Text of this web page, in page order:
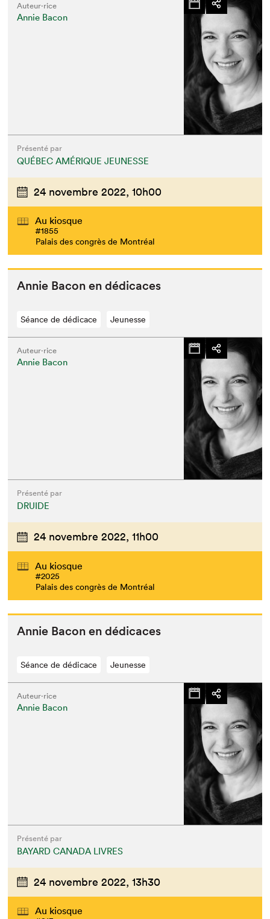
Auteur·rice
Annie Bacon
Présenté par
QUÉBEC AMÉRIQUE JEUNESSE
24 novembre 2022, 10h00
Au kiosque
#1855
Palais des congrès de Montréal
Annie Bacon en dédicaces
Séance de dédicace Jeunesse
Auteur·rice
Annie Bacon
Présenté par
DRUIDE
24 novembre 2022, 11h00
Au kiosque
#2025
Palais des congrès de Montréal
Annie Bacon en dédicaces
Séance de dédicace Jeunesse
Auteur·rice
Annie Bacon
Présenté par
BAYARD CANADA LIVRES
24 novembre 2022, 13h30
Au kiosque